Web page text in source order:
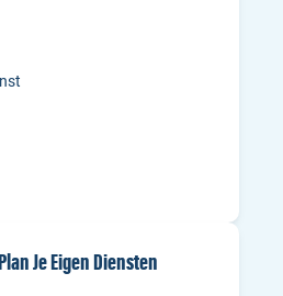
Je Eigen Diensten